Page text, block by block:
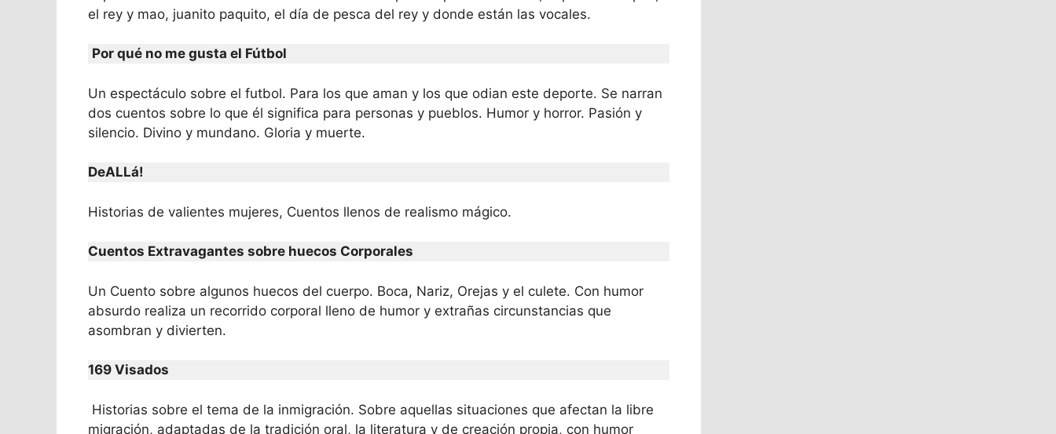
el rey y mao, juanito paquito, el día de pesca del rey y donde están las vocales.
Por qué no me gusta el Fútbol
Un espectáculo sobre el futbol. Para los que aman y los que odian este deporte. Se narran
dos cuentos sobre lo que él significa para personas y pueblos. Humor y horror. Pasión y
silencio. Divino y mundano. Gloria y muerte.
DeALLá!
Historias de valientes mujeres, Cuentos llenos de realismo mágico.
Cuentos Extravagantes sobre huecos Corporales
Un Cuento sobre algunos huecos del cuerpo. Boca, Nariz, Orejas y el culete. Con humor
absurdo realiza un recorrido corporal lleno de humor y extrañas circunstancias que
asombran y divierten.
169 Visados
Historias sobre el tema de la inmigración. Sobre aquellas situaciones que afectan la libre
migración, adaptadas de la tradición oral, la literatura y de creación propia, con humor